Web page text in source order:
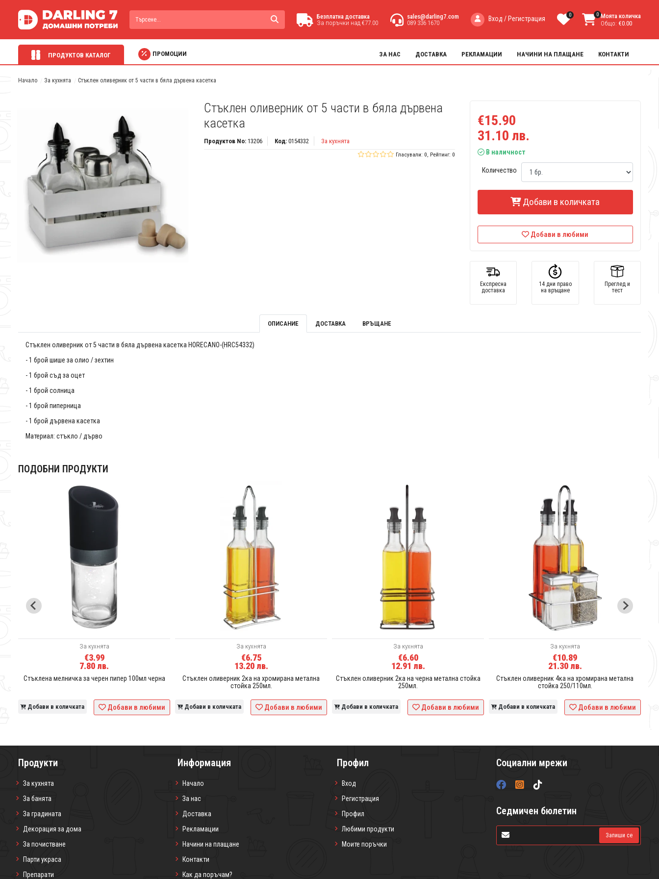
Безплатна доставка
За поръчки над €77.00
sales@darling7.com
089 336 1670
Вход / Регистрация 0 0 Моята количка
Общо: €0.00
ПРОДУКТОВ КАТАЛОГ ПРОМОЦИИ ЗА НАС ДОСТАВКА РЕКЛАМАЦИИ НАЧИНИ НА ПЛАЩАНЕ КОНТАКТИ
Начало За кухнята Стъклен оливерник от 5 части в бяла дървена касетка
Стъклен оливерник от 5 части в бяла дървена
касетка
Продуктов No: 13206 Код: 0154332 За кухнята
Гласували: 0, Рейтинг: 0
€15.90
31.10 лв.
В наличност
Количество
Добави в количката
Добави в любими
Експресна
доставка
14 дни право
на връщане
Преглед и
тест
ОПИСАНИЕ ДОСТАВКА ВРЪЩАНЕ
Стъклен оливерник от 5 части в бяла дървена касетка HORECANO-(HRC54332)
- 1 брой шише за олио / зехтин
- 1 брой съд за оцет
- 1 брой солница
- 1 брой пиперница
- 1 брой дървена касетка
Материал: стъкло / дърво
ПОДОБНИ ПРОДУКТИ
За кухнята
€3.99
7.80 лв.
Стъклена мелничка за черен пипер 100мл черна
Добави в количката Добави в любими
За кухнята
€6.75
13.20 лв.
Стъклен оливерник 2ка на хромирана метална
стойка 250мл.
Добави в количката Добави в любими
За кухнята
€6.60
12.91 лв.
Стъклен оливерник 2ка на черна метална стойка
250мл.
Добави в количката Добави в любими
За кухнята
€10.89
21.30 лв.
Стъклен оливерник 4ка на хромирана метална
стойка 250/110мл.
Добави в количката Добави в любими
Продукти
За кухнята
За банята
За градината
Декорация за дома
За почистване
Парти украса
Препарати
Информация
Начало
За нас
Доставка
Рекламации
Начини на плащане
Контакти
Как да поръчам?
Профил
Вход
Регистрация
Профил
Любими продукти
Моите поръчки
Социални мрежи
Седмичен бюлетин
Запиши се